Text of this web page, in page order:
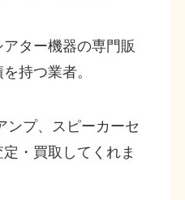
ター機器の専門販
持つ業者。
ンプ、スピーカーセ
・買取してくれま